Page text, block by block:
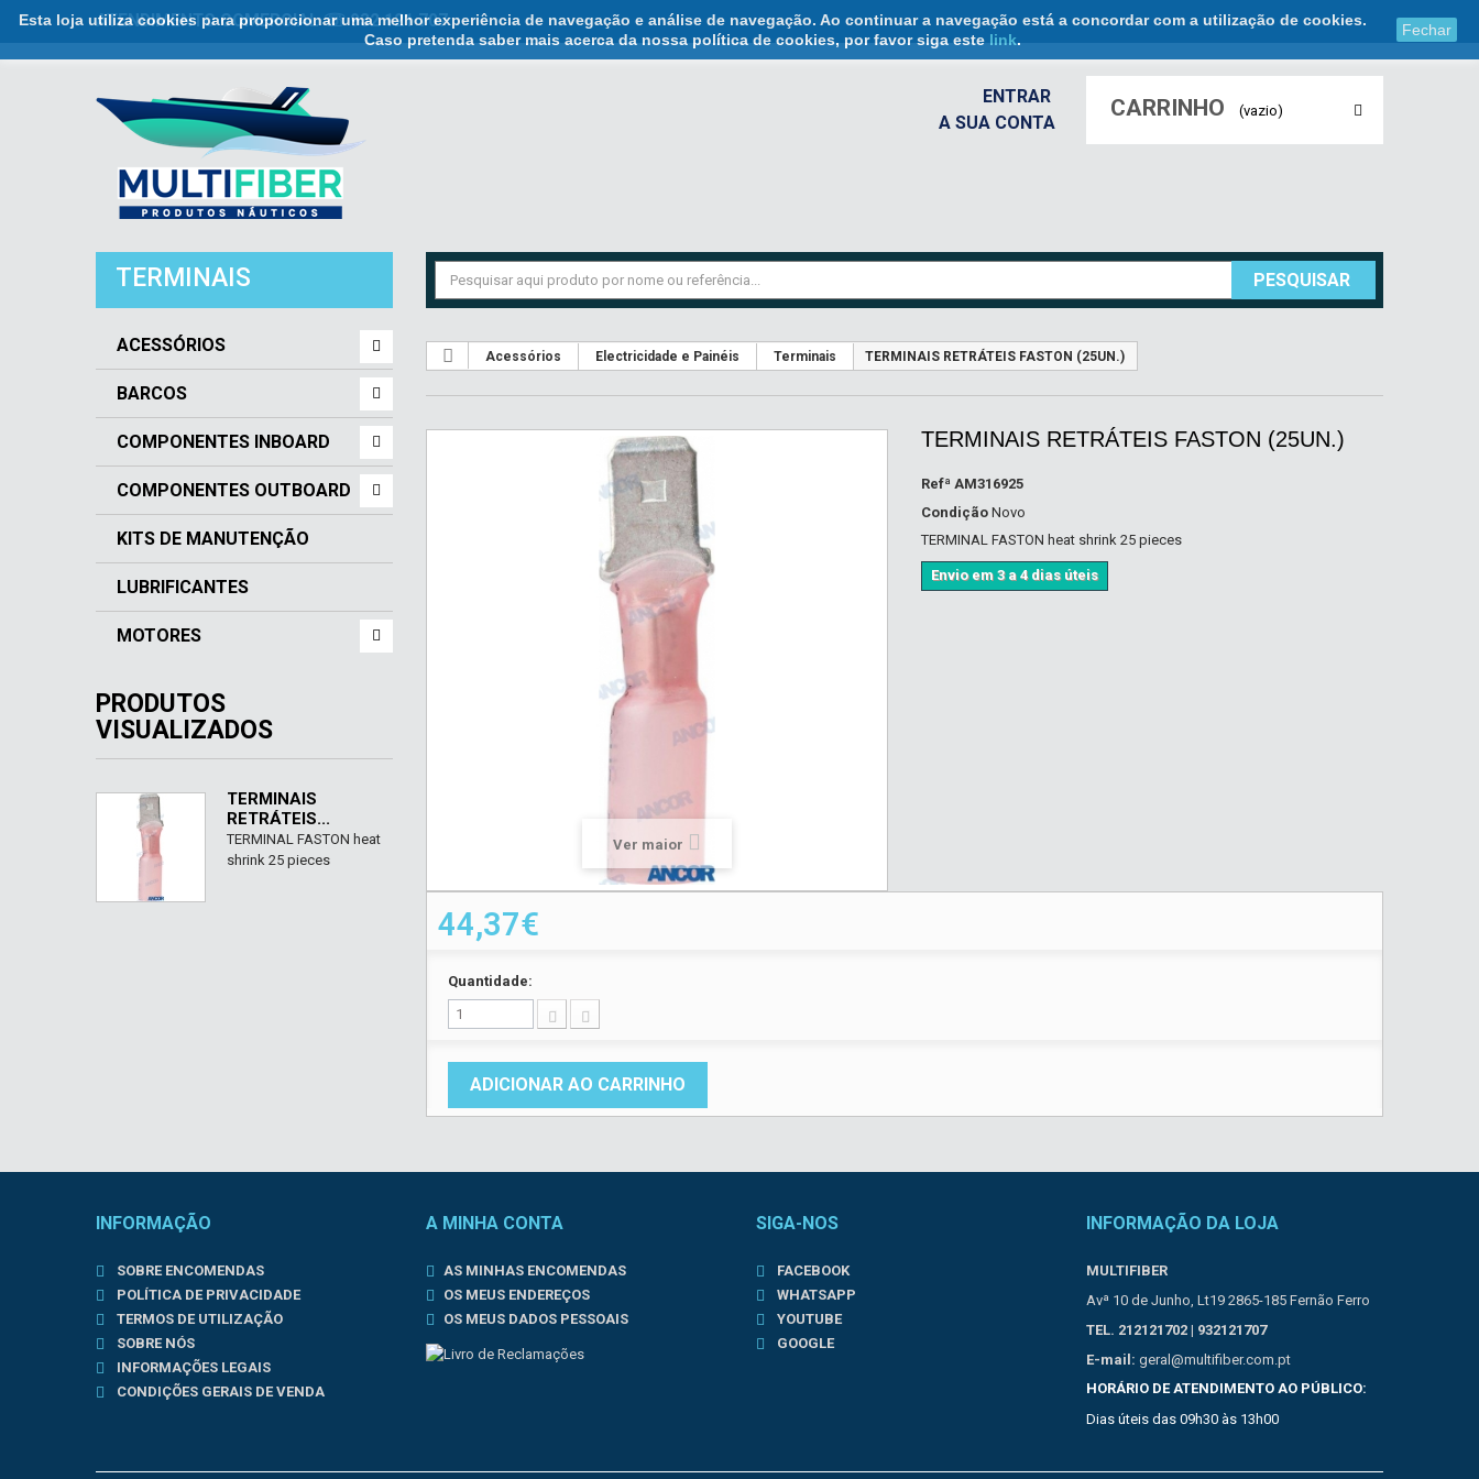
Esta loja utiliza cookies para proporcionar uma melhor experiência de navegação e análise de navegação. Ao continuar a navegação está a concordar com a utilização de cookies.
Caso pretenda saber mais acerca da nossa política de cookies, por favor siga este link.
Fechar
ATENDIMENTO COMERCIAL ☏ 932 121 707
CARRINHO (vazio)
ENTRAR
A SUA CONTA
PESQUISAR
TERMINAIS
ACESSÓRIOS
BARCOS
COMPONENTES INBOARD
COMPONENTES OUTBOARD
KITS DE MANUTENÇÃO
LUBRIFICANTES
MOTORES
PRODUTOS
VISUALIZADOS
TERMINAIS
RETRÁTEIS...
TERMINAL FASTON heat
shrink 25 pieces
Acessórios Electricidade e Painéis Terminais TERMINAIS RETRÁTEIS FASTON (25UN.)
Ver maior
TERMINAIS RETRÁTEIS FASTON (25UN.)
Refª AM316925
Condição Novo
TERMINAL FASTON heat shrink 25 pieces
Envio em 3 a 4 dias úteis
44,37€
Quantidade:
ADICIONAR AO CARRINHO
INFORMAÇÃO
SOBRE ENCOMENDAS
POLÍTICA DE PRIVACIDADE
TERMOS DE UTILIZAÇÃO
SOBRE NÓS
INFORMAÇÕES LEGAIS
CONDIÇÕES GERAIS DE VENDA
A MINHA CONTA
AS MINHAS ENCOMENDAS
OS MEUS ENDEREÇOS
OS MEUS DADOS PESSOAIS
SIGA-NOS
FACEBOOK
WHATSAPP
YOUTUBE
GOOGLE
INFORMAÇÃO DA LOJA
MULTIFIBER
Avª 10 de Junho, Lt19 2865-185 Fernão Ferro
TEL. 212121702 | 932121707
E-mail: geral@multifiber.com.pt
HORÁRIO DE ATENDIMENTO AO PÚBLICO:
Dias úteis das 09h30 às 13h00